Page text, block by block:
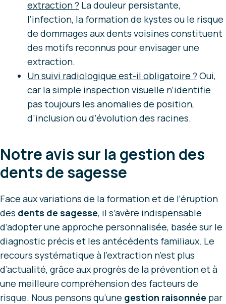
extraction ? La douleur persistante,
l’infection, la formation de kystes ou le risque
de dommages aux dents voisines constituent
des motifs reconnus pour envisager une
extraction.
Un suivi radiologique est-il obligatoire ? Oui,
car la simple inspection visuelle n’identifie
pas toujours les anomalies de position,
d’inclusion ou d’évolution des racines.
Notre avis sur la gestion des
dents de sagesse
Face aux variations de la formation et de l’éruption
des dents de sagesse, il s’avère indispensable
d’adopter une approche personnalisée, basée sur le
diagnostic précis et les antécédents familiaux. Le
recours systématique à l’extraction n’est plus
d’actualité, grâce aux progrès de la prévention et à
une meilleure compréhension des facteurs de
risque. Nous pensons qu’une gestion raisonnée par